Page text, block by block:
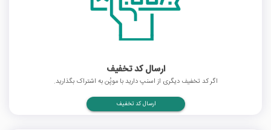
ارسال کد تخفیف
اگر کد تخفیف دیگری از اسنپ دارید با موپُن به اشتراک بگذارید.
ارسال کد تخفیف